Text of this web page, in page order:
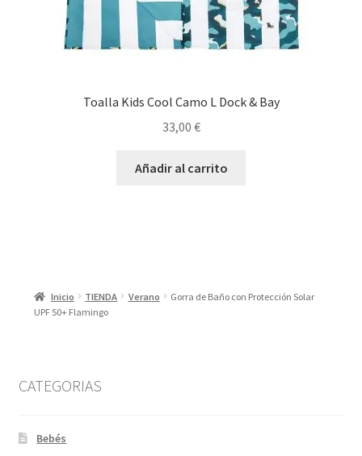
producto
Toalla Kids Cool Camo L Dock & Bay
33,00 €
Añadir al carrito
Inicio TIENDA Verano
Gorra de Baño con Protección Solar
UPF 50+ Flamingo
CATEGORIAS
Bebés